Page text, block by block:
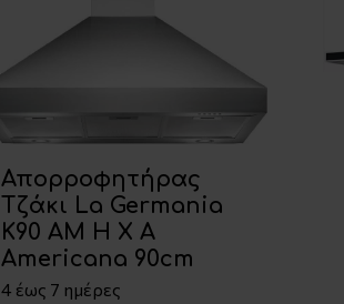
Απορροφητήρας
Τζάκι La Germania
K90 AM H X A
Americana 90cm
4 έως 7 ημέρες